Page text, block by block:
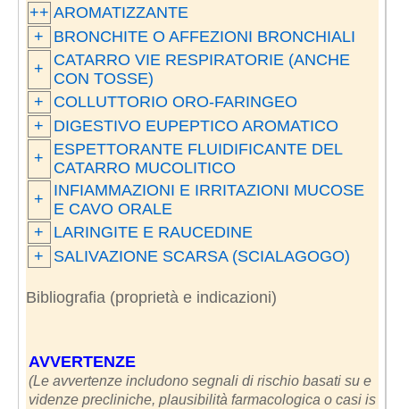
++ AROMATIZZANTE
+
BRONCHITE O AFFEZIONI BRONCHIALI
+
CATARRO VIE RESPIRATORIE (ANCHE
CON TOSSE)
+
COLLUTTORIO ORO-FARINGEO
+
DIGESTIVO EUPEPTICO AROMATICO
+
ESPETTORANTE FLUIDIFICANTE DEL
CATARRO MUCOLITICO
+
INFIAMMAZIONI E IRRITAZIONI MUCOSE
E CAVO ORALE
+
LARINGITE E RAUCEDINE
+
SALIVAZIONE SCARSA (SCIALAGOGO)
Bibliografia (proprietà e indicazioni)
AVVERTENZE
(Le avvertenze includono segnali di rischio basati su e
videnze precliniche, plausibilità farmacologica o casi is